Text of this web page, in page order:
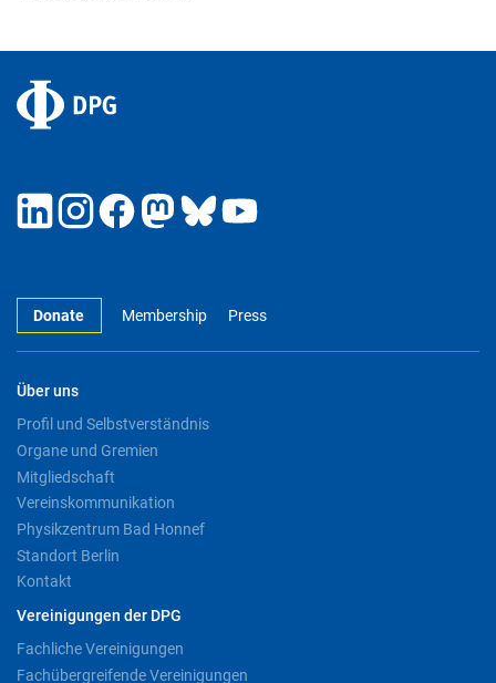
Donate Membership Press
Über uns
Profil und Selbstverständnis
Organe und Gremien
Mitgliedschaft
Vereinskommunikation
Physikzentrum Bad Honnef
Standort Berlin
Kontakt
Vereinigungen der DPG
Fachliche Vereinigungen
Fachübergreifende Vereinigungen